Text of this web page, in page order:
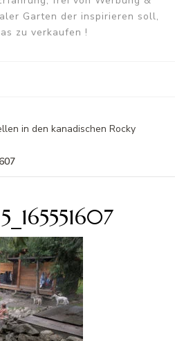
Garten der inspirieren soll,
zu verkaufen !
in den kanadischen Rocky